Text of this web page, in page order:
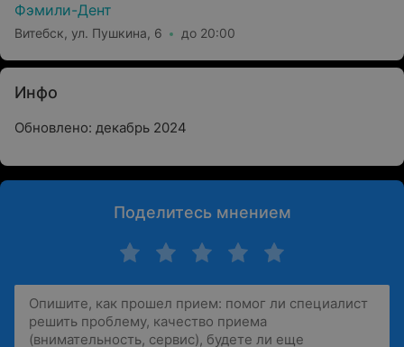
Фэмили-Дент
Витебск, ул. Пушкина, 6 до 20:00
Инфо
Обновлено: декабрь 2024
Поделитесь мнением